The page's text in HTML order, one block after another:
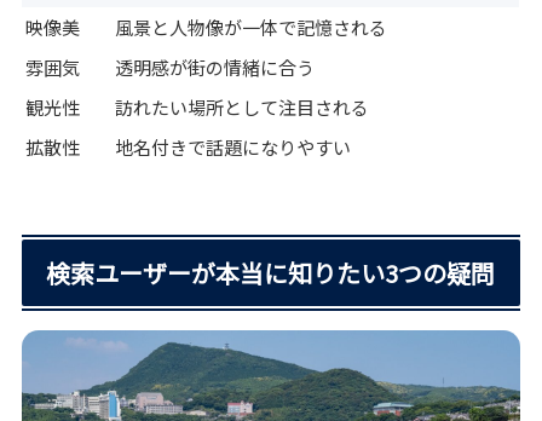
映像美
風景と人物像が一体で記憶される
雰囲気
透明感が街の情緒に合う
観光性
訪れたい場所として注目される
拡散性
地名付きで話題になりやすい
検索ユーザーが本当に知りたい3つの疑問